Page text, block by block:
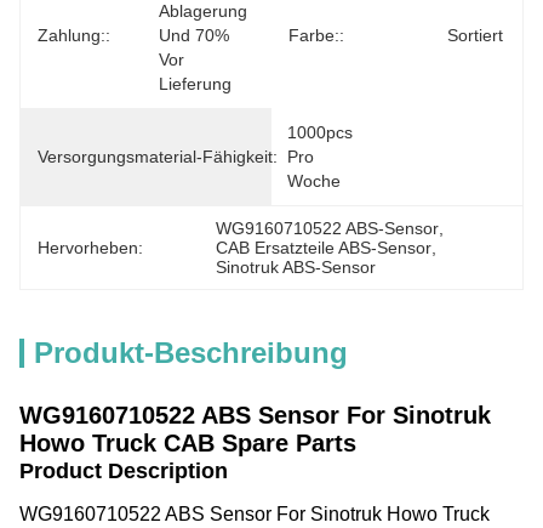
Zahlung::
Ablagerung
Und 70%
Vor
Lieferung
Farbe:: Sortiert
Versorgungsmaterial-Fähigkeit:
1000pcs
Pro
Woche
Hervorheben:
WG9160710522 ABS-Sensor
CAB Ersatzteile ABS-Sensor
Sinotruk ABS-Sensor
Produkt-Beschreibung
WG9160710522 ABS Sensor For Sinotruk
Howo Truck CAB Spare Parts
Product Description
WG9160710522 ABS Sensor For Sinotruk Howo Truck